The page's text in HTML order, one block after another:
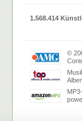
1.568.414
©